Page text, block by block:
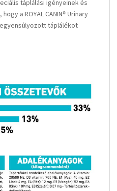
táplálási igényeinek és
a ROYAL CANIN® Urinary
táplálékot